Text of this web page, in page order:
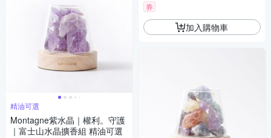
精油可選
Montagne紫水晶｜權利。守護
｜富士山水晶擴香組 精油可選
券
加入購物車